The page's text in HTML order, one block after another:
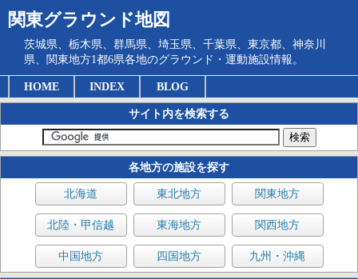
関東グラウンド地図
茨城県、栃木県、群馬県、埼玉県、千葉県、東京都、神奈川
県、関東地方1都6県各地のグラウンド・運動施設情報。
HOME INDEX BLOG
サイト内を検索する
各地方の施設を探す
北海道 東北地方 関東地方
北陸・甲信越 東海地方 関西地方
中国地方 四国地方 九州・沖縄